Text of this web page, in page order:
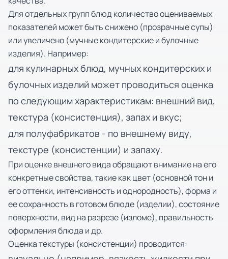
Для отдельных групп блюд количество оцениваемых
показателей может быть снижено (прозрачные супы)
или увеличено (мучные кондитерские и булочные
изделия). Например:
для кулинарных блюд, мучных кондитерских и
булочных изделий может проводиться оценка
по следующим характеристикам: внешний вид,
текстура (консистенция), запах и вкус;
для полуфабрикатов - по внешнему виду,
текстуре (консистенции) и запаху.
При оценке внешнего вида обращают внимание на его
конкретные свойства, такие как цвет (основной тон и
его оттенки, интенсивность и однородность), форма и
ее сохранность в готовом блюде (изделии), состояние
поверхности, вид на разрезе (изломе), правильность
оформления блюда и др.
Оценка текстуры (консистенции) проводится: